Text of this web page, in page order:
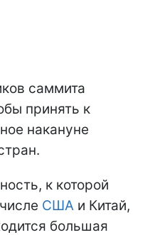
саммита
принять к
накануне
к которой
США и Китай,
большая